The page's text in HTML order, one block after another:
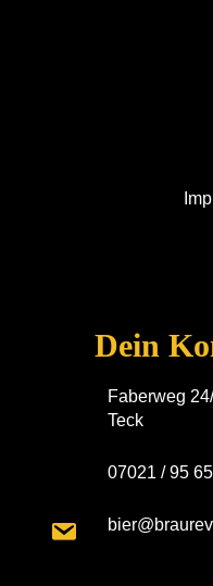
Dein
Faberweg
Teck
07021 / 95